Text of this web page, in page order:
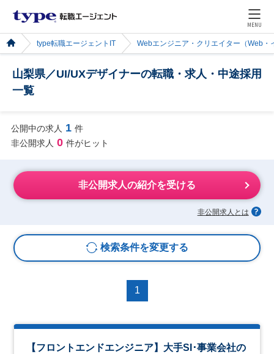
MENU
type転職エージェントIT Webエンジニア・クリエイター（Web・
山梨県／UI/UXデザイナーの転職・求人・中途採用
一覧
公開中の求人 1 件
非公開求人 0 件がヒット
非公開求人の紹介を受ける
非公開求人とは
検索条件を変更する
1
【フロントエンドエンジニア】大手SI･事業会社の